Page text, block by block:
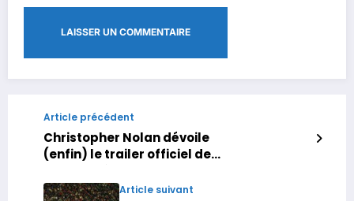
Article précédent
Christopher Nolan dévoile
(enfin) le trailer officiel de
tourné au MarocArticle suivant